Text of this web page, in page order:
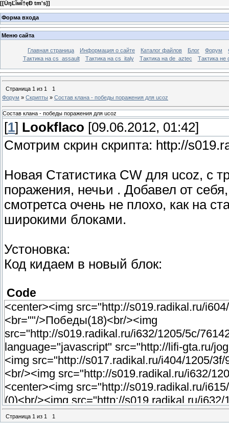
[[ŮŋĽĭмĭ†ęÐ tm's]]
Форма входа
Меню сайта
Главная страница Информация о сайте Каталог файлов Блог Форум
Тактика на сs_assault
Тактика на cs_italy Тактика на de_aztec Тактика не
Страница 1 из 1
1
Форум » Скрипты » Состав клана - победы поражения для ucoz
Состав клана - победы поражения для ucoz
[1] Lookflaco [09.06.2012, 01:42]
Смотрим скрин скрипта: http://
Новая Статистика CW для ucoz, с
поражения, нечьи . Добавел от
смотретса очень не плохо, как на
широкими блоками.
Устоновка:
Код кидаем в новый блок:
Code
<center><img src="http://s019.radikal.ru/
<br=""/>Победы(18)<br/><img
src="http://s019.radikal.ru/i632/1205/5c/
language="javascript" src="http://lifi-gta.ru/
<img src="http://s017.radikal.ru/i404/1205/
<br/><img src="http://s019.radikal.ru/i632/
<center><img src="http://s019.radikal.ru/
(0)<br/><img src="http://s019.radikal.ru/
</center><br/><center><a href="Здесь
Страница 1 из 1 1